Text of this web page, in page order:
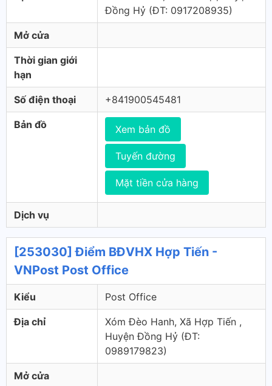
Đồng Hỷ (ÐT: 0917208935)
Mở cửa
Thời gian giới
hạn
Số điện thoại +841900545481
Bản đồ Xem bản đồ
Tuyến đường
Mặt tiền cửa hàng
Dịch vụ
[253030] Điểm BĐVHX Hợp Tiến -
VNPost Post Office
Kiểu Post Office
Địa chỉ
Xóm Đèo Hanh, Xã Hợp Tiến ,
Huyện Đồng Hỷ (ÐT:
0989179823)
Mở cửa